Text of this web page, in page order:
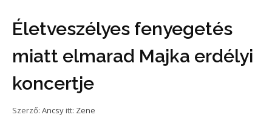
Életveszélyes fenyegetés
miatt elmarad Majka erdélyi
koncertje
Szerző: Ancsy itt: Zene